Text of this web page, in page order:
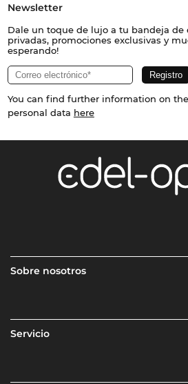
Newsletter
Dale un toque de lujo a tu bandeja de
privadas, promociones exclusivas y
esperando!
You can find further information on
personal data here
Sobre nosotros
Servicio